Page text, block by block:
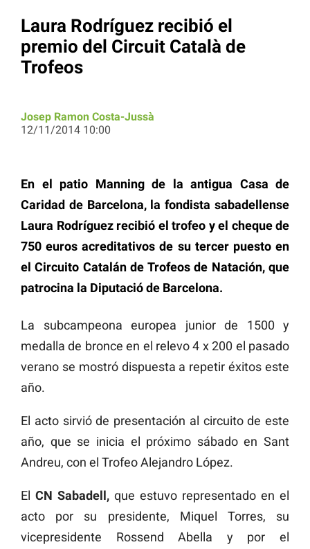
Laura Rodríguez recibió el
premio del Circuit Català de
Trofeos
Josep Ramon Costa-Jussà
12/11/2014 10:00
En el patio Manning de la antigua Casa de
Caridad de Barcelona, la fondista sabadellense
Laura Rodríguez recibió el trofeo y el cheque de
750 euros acreditativos de su tercer puesto en
el Circuito Catalán de Trofeos de Natación, que
patrocina la Diputació de Barcelona.
La subcampeona europea junior de 1500 y
medalla de bronce en el relevo 4 x 200 el pasado
verano se mostró dispuesta a repetir éxitos este
año.
El acto sirvió de presentación al circuito de este
año, que se inicia el próximo sábado en Sant
Andreu, con el Trofeo Alejandro López.
El CN Sabadell, que estuvo representado en el
acto por su presidente, Miquel Torres, su
vicepresidente Rossend Abella y por el